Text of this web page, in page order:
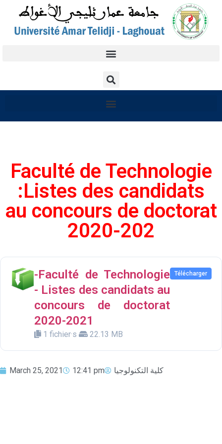
Faculté de Technologie
:Listes des candidats
au concours de doctorat
2020-202
-Faculté de Technologie
- Listes des candidats au
concours de doctorat
2020-2021
1 fichier·s 22.13 MB
Télécharger
March 25, 2021 12:41 pm كلية التكنولوجيا